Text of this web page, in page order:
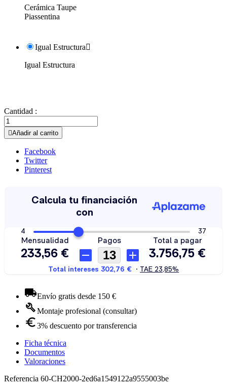
Cerámica Taupe
Piassentina
Igual Estructura
Igual Estructura
Cantidad :
Añadir al carrito
Facebook
Twitter
Pinterest
Envío gratis desde 150 €
Montaje profesional (consultar)
3% descuento por transferencia
Ficha técnica
Documentos
Valoraciones
Referencia 60-CH2000-2ed6a1549122a9555003be